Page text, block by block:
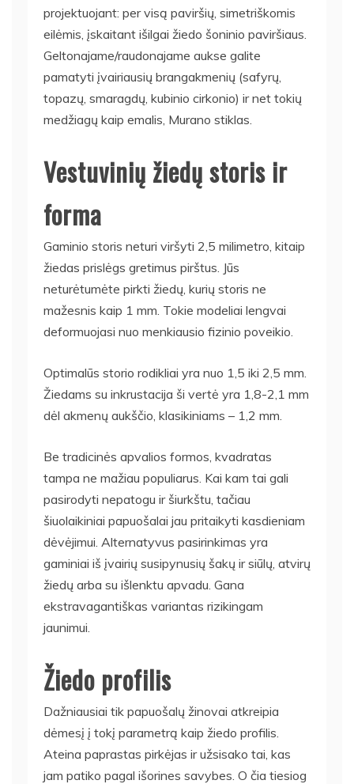
projektuojant: per visą paviršių, simetriškomis
eilėmis, įskaitant išilgai žiedo šoninio paviršiaus.
Geltonajame/raudonajame aukse galite
pamatyti įvairiausių brangakmenių (safyrų,
topazų, smaragdų, kubinio cirkonio) ir net tokių
medžiagų kaip emalis, Murano stiklas.
Vestuvinių žiedų storis ir
forma
Gaminio storis neturi viršyti 2,5 milimetro, kitaip
žiedas prislėgs gretimus pirštus. Jūs
neturėtumėte pirkti žiedų, kurių storis ne
mažesnis kaip 1 mm. Tokie modeliai lengvai
deformuojasi nuo menkiausio fizinio poveikio.
Optimalūs storio rodikliai yra nuo 1,5 iki 2,5 mm.
Žiedams su inkrustacija ši vertė yra 1,8-2,1 mm
dėl akmenų aukščio, klasikiniams – 1,2 mm.
Be tradicinės apvalios formos, kvadratas
tampa ne mažiau populiarus. Kai kam tai gali
pasirodyti nepatogu ir šiurkštu, tačiau
šiuolaikiniai papuošalai jau pritaikyti kasdieniam
dėvėjimui. Alternatyvus pasirinkimas yra
gaminiai iš įvairių susipynusių šakų ir siūlų, atvirų
žiedų arba su išlenktu apvadu. Gana
ekstravagantiškas variantas rizikingam
jaunimui.
Žiedo profilis
Dažniausiai tik papuošalų žinovai atkreipia
dėmesį į tokį parametrą kaip žiedo profilis.
Ateina paprastas pirkėjas ir užsisako tai, kas
jam patiko pagal išorines savybes. O čia tiesiog